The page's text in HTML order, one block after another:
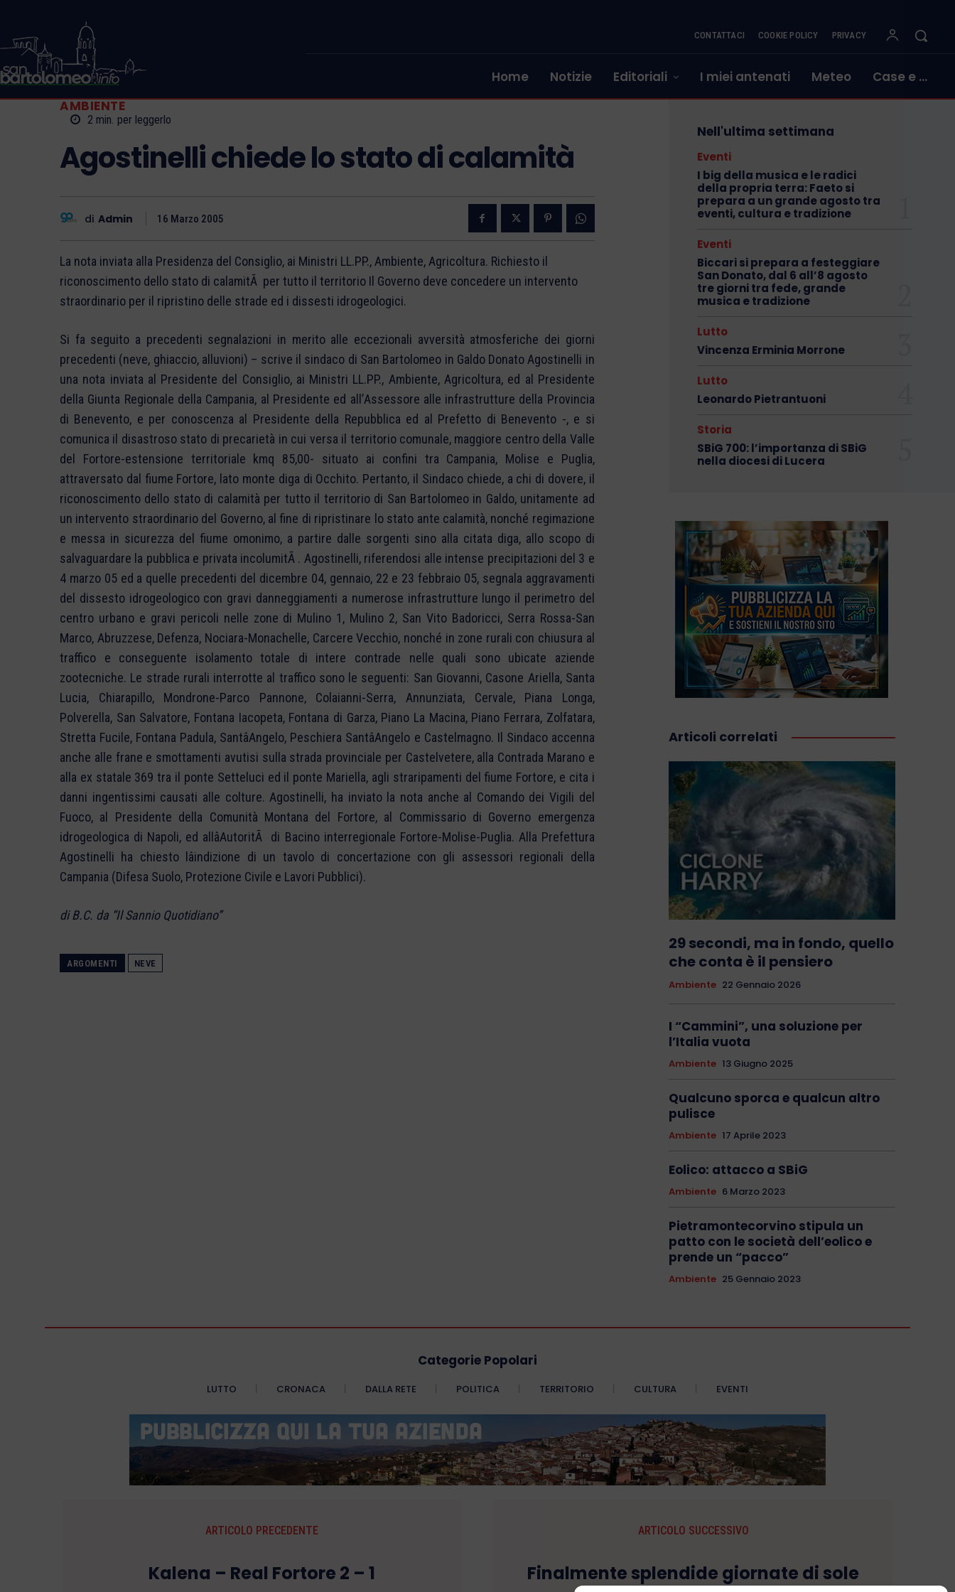
CONTATTACI COOKIE POLICY PRIVACY
Home Notizie Editoriali I miei antenati Meteo
Case e …
AMBIENTE
2 min. per leggerlo
Agostinelli chiede lo stato di calamità
di Admin 16 Marzo 2005
La nota inviata alla Presidenza del Consiglio, ai Ministri LL.PP., Ambiente, Agricoltura. Richiesto il
riconoscimento dello stato di calamitÃ per tutto il territorio Il Governo deve concedere un intervento
straordinario per il ripristino delle strade ed i dissesti idrogeologici.
Si fa seguito a precedenti segnalazioni in merito alle eccezionali avversità atmosferiche dei giorni
precedenti (neve, ghiaccio, alluvioni) – scrive il sindaco di San Bartolomeo in Galdo Donato Agostinelli in
una nota inviata al Presidente del Consiglio, ai Ministri LL.PP., Ambiente, Agricoltura, ed al Presidente
della Giunta Regionale della Campania, al Presidente ed all’Assessore alle infrastrutture della Provincia
di Benevento, e per conoscenza al Presidente della Repubblica ed al Prefetto di Benevento -, e si
comunica il disastroso stato di precarietà in cui versa il territorio comunale, maggiore centro della Valle
del Fortore-estensione territoriale kmq 85,00- situato ai confini tra Campania, Molise e Puglia,
attraversato dal fiume Fortore, lato monte diga di Occhito. Pertanto, il Sindaco chiede, a chi di dovere, il
riconoscimento dello stato di calamità per tutto il territorio di San Bartolomeo in Galdo, unitamente ad
un intervento straordinario del Governo, al fine di ripristinare lo stato ante calamità, nonché regimazione
e messa in sicurezza del fiume omonimo, a partire dalle sorgenti sino alla citata diga, allo scopo di
salvaguardare la pubblica e privata incolumitÃ . Agostinelli, riferendosi alle intense precipitazioni del 3 e
4 marzo 05 ed a quelle precedenti del dicembre 04, gennaio, 22 e 23 febbraio 05, segnala aggravamenti
del dissesto idrogeologico con gravi danneggiamenti a numerose infrastrutture lungo il perimetro del
centro urbano e gravi pericoli nelle zone di Mulino 1, Mulino 2, San Vito Badoricci, Serra Rossa-San
Marco, Abruzzese, Defenza, Nociara-Monachelle, Carcere Vecchio, nonché in zone rurali con chiusura al
traffico e conseguente isolamento totale di intere contrade nelle quali sono ubicate aziende
zootecniche. Le strade rurali interrotte al traffico sono le seguenti: San Giovanni, Casone Ariella, Santa
Lucia, Chiarapillo, Mondrone-Parco Pannone, Colaianni-Serra, Annunziata, Cervale, Piana Longa,
Polverella, San Salvatore, Fontana Iacopeta, Fontana di Garza, Piano La Macina, Piano Ferrara, Zolfatara,
Stretta Fucile, Fontana Padula, SantâAngelo, Peschiera SantâAngelo e Castelmagno. Il Sindaco accenna
anche alle frane e smottamenti avutisi sulla strada provinciale per Castelvetere, alla Contrada Marano e
alla ex statale 369 tra il ponte Setteluci ed il ponte Mariella, agli straripamenti del fiume Fortore, e cita i
danni ingentissimi causati alle colture. Agostinelli, ha inviato la nota anche al Comando dei Vigili del
Fuoco, al Presidente della Comunità Montana del Fortore, al Commissario di Governo emergenza
idrogeologica di Napoli, ed allâAutoritÃ di Bacino interregionale Fortore-Molise-Puglia. Alla Prefettura
Agostinelli ha chiesto lâindizione di un tavolo di concertazione con gli assessori regionali della
Campania (Difesa Suolo, Protezione Civile e Lavori Pubblici).
di B.C. da “Il Sannio Quotidiano”
ARGOMENTI NEVE
Nell'ultima settimana
Eventi
I big della musica e le radici
della propria terra: Faeto si
prepara a un grande agosto tra
eventi, cultura e tradizione
Eventi
Biccari si prepara a festeggiare
San Donato, dal 6 all’8 agosto
tre giorni tra fede, grande
musica e tradizione
Lutto
Vincenza Erminia Morrone
Lutto
Leonardo Pietrantuoni
Storia
SBiG 700: l’importanza di SBiG
nella diocesi di Lucera
Articoli correlati
29 secondi, ma in fondo, quello
che conta è il pensiero
Ambiente 22 Gennaio 2026
I “Cammini”, una soluzione per
l’Italia vuota
Ambiente 13 Giugno 2025
Qualcuno sporca e qualcun altro
pulisce
Ambiente 17 Aprile 2023
Eolico: attacco a SBiG
Ambiente 6 Marzo 2023
Pietramontecorvino stipula un
patto con le società dell’eolico e
prende un “pacco”
Ambiente 25 Gennaio 2023
Categorie Popolari
LUTTO CRONACA DALLA RETE POLITICA TERRITORIO CULTURA EVENTI
ARTICOLO PRECEDENTE
Kalena – Real Fortore 2 – 1
ARTICOLO SUCCESSIVO
Finalmente splendide giornate di sole